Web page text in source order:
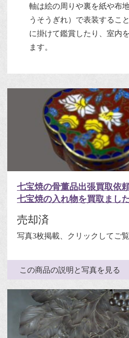
軸は絵の周りや裏を紙や布
うそうぎれ）で表装するこ
に掛けて鑑賞したり、室内
ます。
七宝焼の骨董品出張買取依
七宝焼の入れ物を買取ました
売却済
写真3枚掲載、クリックしてご覧
この商品の説明と写真を見る